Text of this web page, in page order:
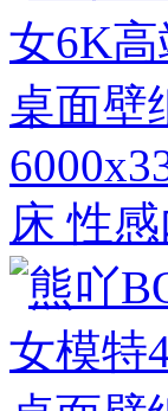
床 性